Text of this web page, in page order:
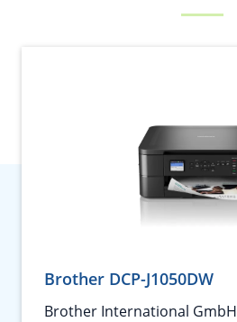
Brother DCP-J1050DW
Brother International GmbH